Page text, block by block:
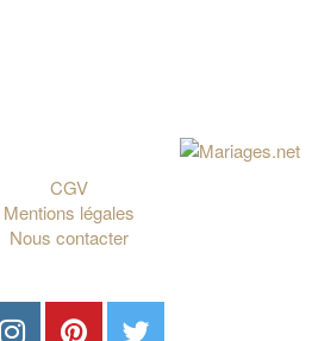
CGV
Mentions légales
Nous contacter